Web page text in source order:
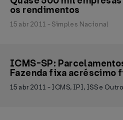
os rendimentos
15 abr 2011 - Simples Nacional
ICMS-SP:
Fazenda fixa acréscimo
15 abr 2011 - ICMS, IPI, ISS e